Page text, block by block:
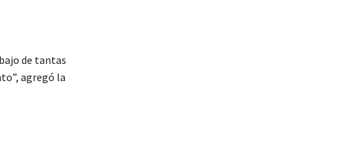
de tantas
agregó la